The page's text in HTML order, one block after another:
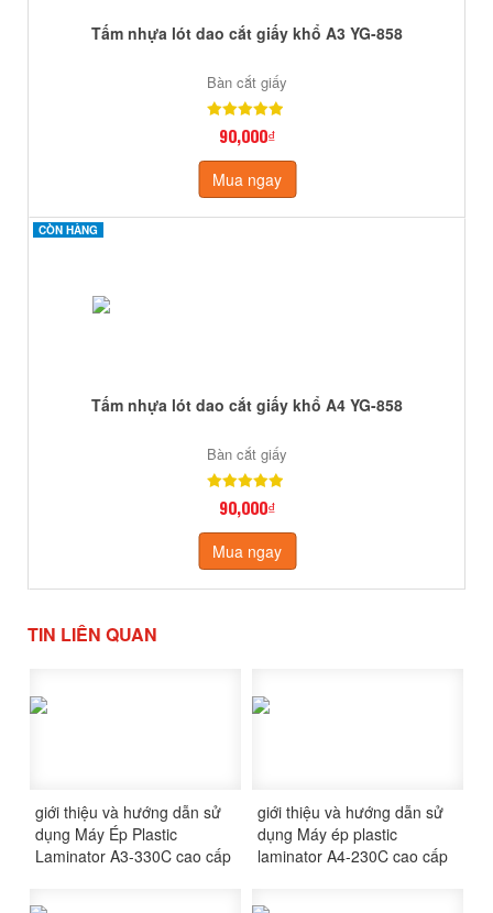
Tấm nhựa lót dao cắt giấy khổ A3 YG-858
Bàn cắt giấy
90,000₫
Mua ngay
CÒN HÀNG
CÒN HÀNG
Tấm nhựa lót dao cắt giấy khổ A4 YG-858
Bàn cắt giấy
90,000₫
Mua ngay
TIN LIÊN QUAN
giới thiệu và hướng dẫn sử
dụng Máy Ép Plastic
Laminator A3-330C cao cấp
giới thiệu và hướng dẫn sử
dụng Máy ép plastic
laminator A4-230C cao cấp